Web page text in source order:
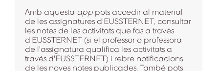
Amb aquesta app pots accedir al material
de les assignatures d'EUSSTERNET, consultar
les notes de les activitats que fas a través
d'EUSSTERNET (si el professor o professora
de l'assignatura qualifica les activitats a
través d'EUSSTERNET) i rebre notificacions
de les noves notes publicades. També pots